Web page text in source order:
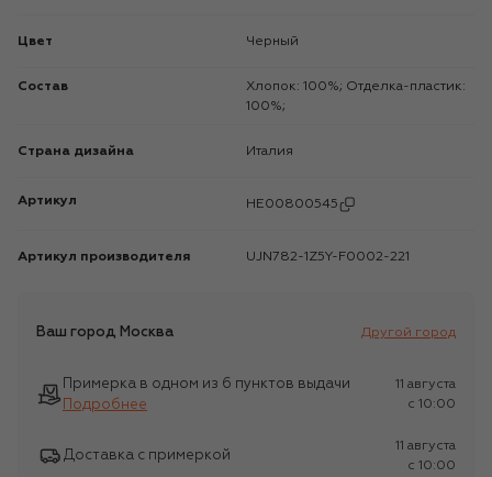
Цвет Черный
Состав
Хлопок: 100%; Отделка-пластик:
100%;
Страна дизайна Италия
Артикул HE00800545
Артикул производителя UJN782-1Z5Y-F0002-221
Ваш город Москва Другой город
Примерка в одном из 6 пунктов выдачи
Подробнее
11 августа
c 10:00
Доставка с примеркой
11 августа
c 10:00